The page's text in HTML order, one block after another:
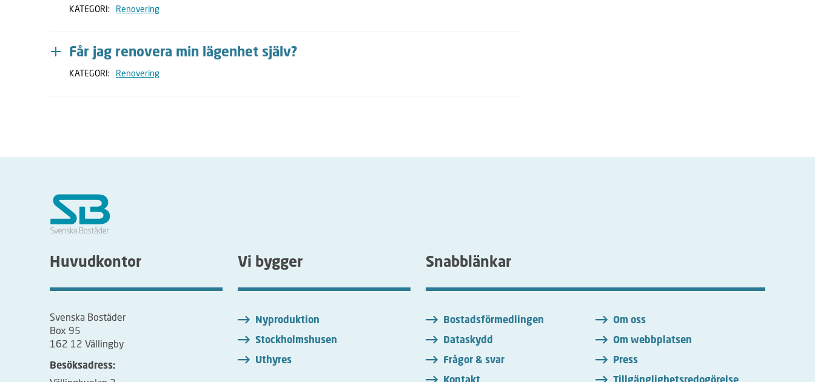
KATEGORI: Renovering
Får jag renovera min lägenhet själv?
KATEGORI: Renovering
Huvudkontor
Svenska Bostäder
Box 95
162 12 Vällingby
Besöksadress:
Vi bygger
Nyproduktion
Stockholmshusen
Uthyres
Snabblänkar
Bostadsförmedlingen
Dataskydd
Frågor & svar
Om oss
Om webbplatsen
Press